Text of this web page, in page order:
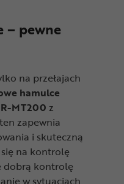
– pewne
na przełajach
hamulce
MT200 z
zapewnia
i skuteczną
na kontrolę
dobrą kontrolę
w sytuacjach